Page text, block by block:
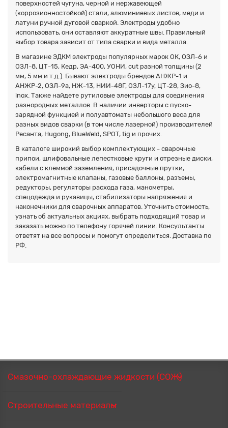
поверхностей чугуна, черной и нержавеющей
(коррозионностойкой) стали, алюминиевых листов, меди и
латуни ручной дуговой сваркой. Электроды удобно
использовать, они оставляют аккуратные швы. Правильный
выбор товара зависит от типа сварки и вида металла.
В магазине ЭДКМ электроды популярных марок ОК, ОЗЛ-6 и
ОЗЛ-8, ЦТ-15, Кедр, ЭА-400, УОНИ, cut разной толщины (2
мм, 5 мм и т.д.). Бывают электроды брендов АНЖР-1 и
АНЖР-2, ОЗЛ-9а, НЖ-13, НИИ-48Г, ОЗЛ-17у, ЦТ-28, Зио-8,
inox. Также найдете рутиловые электроды для соединения
разнородных металлов. В наличии инверторы с пуско-
зарядной функцией и полуавтоматы небольшого веса для
разных видов сварки (в том числе лазерной) производителей
Ресанта, Hugong, BlueWeld, SPOT, tig и прочих.
В каталоге широкий выбор комплектующих - сварочные
припои, шлифовальные лепестковые круги и отрезные диски,
кабели с клеммой заземления, присадочные прутки,
электромагнитные клапаны, газовые баллоны, разъемы,
редукторы, регуляторы расхода газа, манометры,
спецодежда и рукавицы, стабилизаторы напряжения и
наконечники для сварочных аппаратов. Уточнить стоимость,
узнать об актуальных акциях, выбрать подходящий товар и
заказать можно по телефону горячей линии. Консультанты
ответят на все вопросы и помогут определиться. Доставка по
РФ.
Смазочно-охлаждающие жидкости (СОЖ)
Строительные материалы